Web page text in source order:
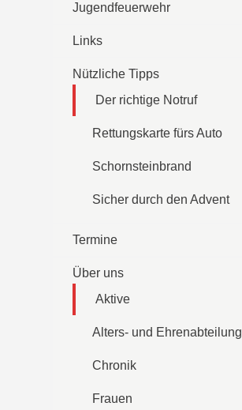
Jugendfeuerwehr
Links
Nützliche Tipps
Der richtige Notruf
Rettungskarte fürs Auto
Schornsteinbrand
Sicher durch den Advent
Termine
Über uns
Aktive
Alters- und Ehrenabteilung
Chronik
Frauen